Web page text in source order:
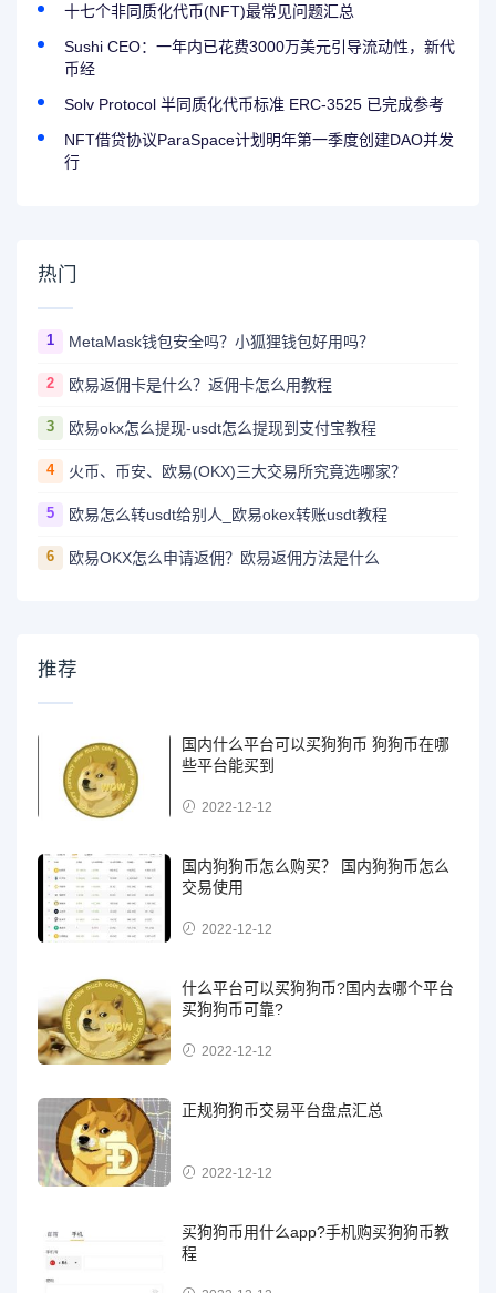
十七个非同质化代币(NFT)最常见问题汇总
Sushi CEO：一年内已花费3000万美元引导流动性，新代
币经
Solv Protocol 半同质化代币标准 ERC-3525 已完成参考
NFT借贷协议ParaSpace计划明年第一季度创建DAO并发
行
热门
1 MetaMask钱包安全吗？小狐狸钱包好用吗？
2 欧易返佣卡是什么？返佣卡怎么用教程
3 欧易okx怎么提现-usdt怎么提现到支付宝教程
4 火币、币安、欧易(OKX)三大交易所究竟选哪家？
5 欧易怎么转usdt给别人_欧易okex转账usdt教程
6 欧易OKX怎么申请返佣？欧易返佣方法是什么
推荐
国内什么平台可以买狗狗币 狗狗币在哪
些平台能买到
2022-12-12
国内狗狗币怎么购买？ 国内狗狗币怎么
交易使用
2022-12-12
什么平台可以买狗狗币?国内去哪个平台
买狗狗币可靠?
2022-12-12
正规狗狗币交易平台盘点汇总
2022-12-12
买狗狗币用什么app?手机购买狗狗币教
程